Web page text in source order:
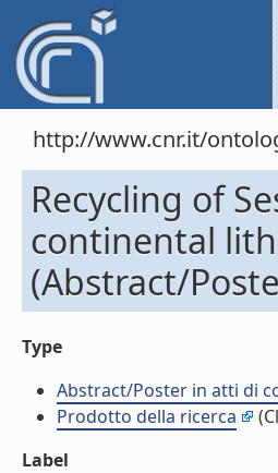
http://www.cnr.it/
Recycling of
continental
(Abstract/
Type
Abstract/Poster in atti di
Prodotto della ricerca
Label